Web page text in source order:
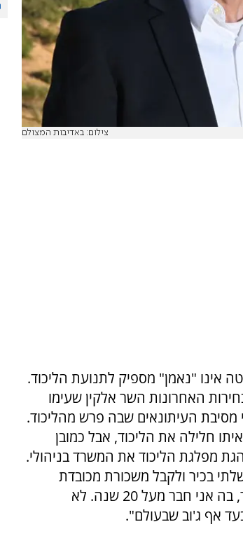
צילום: באדיבות המצולם
אינו "נאמן" מספיק לתנועת הליכוד.
האחרונות השר אלקין שעימו
מסיבת העיתונאים שבה פרש מהליכוד.
חלילה את הליכוד, אבל כמובן
מפלגת הליכוד את המשרד בניהולי.
בכיר ולקבל משכורת מכובדת
ומפנקת. אבל במקום זה בחרתי להישאר נאמן לתנועת הליכוד, בה אני חבר מעל 20 שנה. לא
אף ג'וב שבעולם".